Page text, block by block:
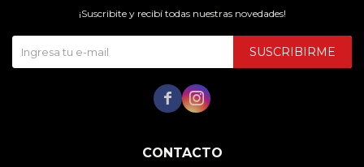
CONTACTO
¡Suscribite y recibí todas nuestras novedades!
SUSCRIBIRME
 